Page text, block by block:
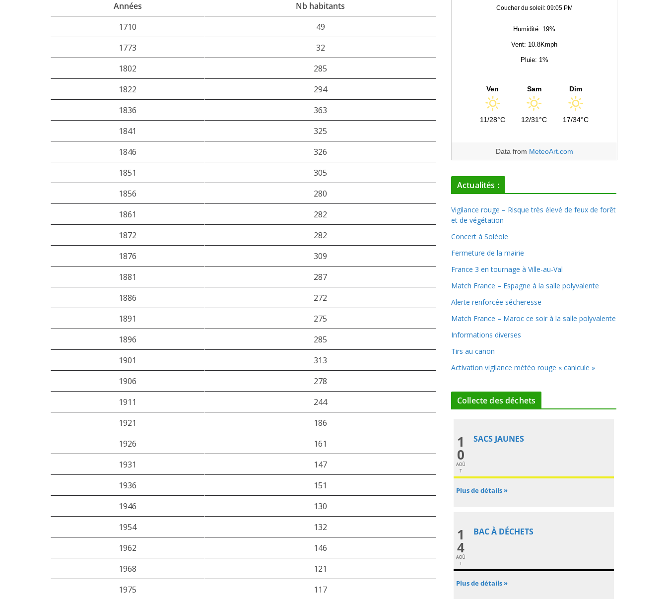
Années
Nb habitants
1710
49
1773
32
1802
285
1822
294
1836
363
1841
325
1846
326
1851
305
1856
280
1861
282
1872
282
1876
309
1881
287
1886
272
1891
275
1896
285
1901
313
1906
278
1911
244
1921
186
1926
161
1931
147
1936
151
1946
130
1954
132
1962
146
1968
121
1975
117
Coucher du soleil: 09:05 PM
Humidité: 19%
Vent: 10.8Kmph
Pluie: 1%
Ven
11/28°C
Sam
12/31°C
Dim
17/34°C
Data from MeteoArt.com
Actualités :
Vigilance rouge – Risque très élevé de feux de forêt
et de végétation
Concert à Soléole
Fermeture de la mairie
France 3 en tournage à Ville-au-Val
Match France – Espagne à la salle polyvalente
Alerte renforcée sécheresse
Match France – Maroc ce soir à la salle polyvalente
Informations diverses
Tirs au canon
Activation vigilance météo rouge « canicule »
Collecte des déchets
1
0
AOÛ
T
SACS JAUNES
Plus de détails »
1
4
AOÛ
T
BAC À DÉCHETS
Plus de détails »